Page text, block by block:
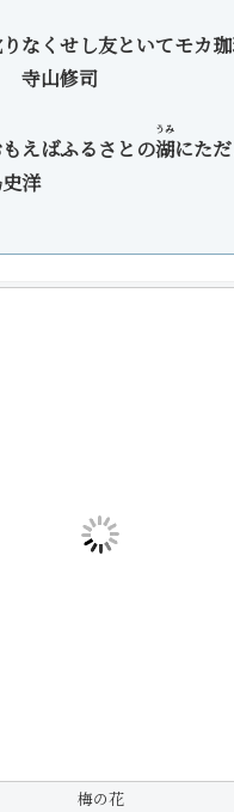
なくせし友といてモカ珈
寺山修司
えばふるさとの湖
うみ
にた
洋
梅の花